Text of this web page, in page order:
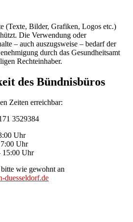
(Texte, Bilder, Grafiken, Logos etc.)
Die Verwendung oder
– auch auszugsweise – bedarf der
durch das Gesundheitsamt
Rechteinhaber.
des Bündnisbüros
Zeiten erreichbar:
3529384
Uhr
Uhr
15:00 Uhr
wie gewohnt an
duesseldorf.de